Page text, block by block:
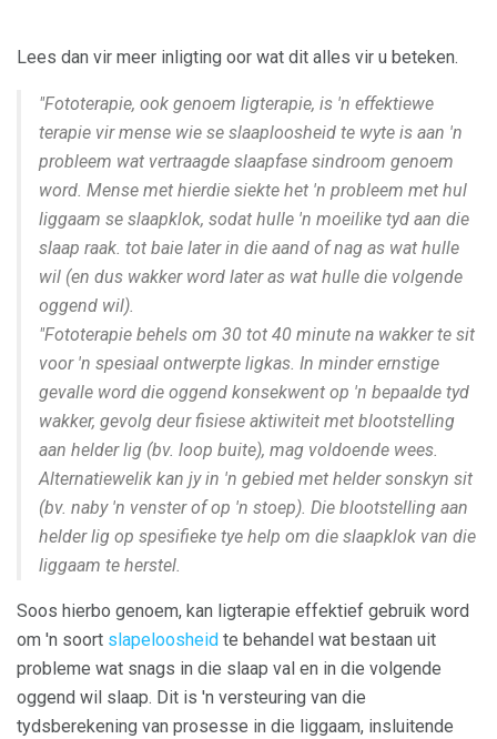
Lees dan vir meer inligting oor wat dit alles vir u beteken.
"Fototerapie, ook genoem ligterapie, is 'n effektiewe
terapie vir mense wie se slaaploosheid te wyte is aan 'n
probleem wat vertraagde slaapfase sindroom genoem
word. Mense met hierdie siekte het 'n probleem met hul
liggaam se slaapklok, sodat hulle 'n moeilike tyd aan die
slaap raak. tot baie later in die aand of nag as wat hulle
wil (en dus wakker word later as wat hulle die volgende
oggend wil).
"Fototerapie behels om 30 tot 40 minute na wakker te sit
voor 'n spesiaal ontwerpte ligkas. In minder ernstige
gevalle word die oggend konsekwent op 'n bepaalde tyd
wakker, gevolg deur fisiese aktiwiteit met blootstelling
aan helder lig (bv. loop buite), mag voldoende wees.
Alternatiewelik kan jy in 'n gebied met helder sonskyn sit
(bv. naby 'n venster of op 'n stoep). Die blootstelling aan
helder lig op spesifieke tye help om die slaapklok van die
liggaam te herstel.
Soos hierbo genoem, kan ligterapie effektief gebruik word
om 'n soort slapeloosheid te behandel wat bestaan ​​uit
probleme wat snags in die slaap val en in die volgende
oggend wil slaap. Dit is 'n versteuring van die
tydsberekening van prosesse in die liggaam, insluitende